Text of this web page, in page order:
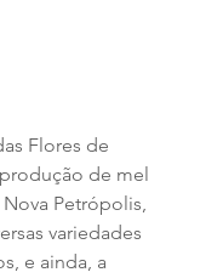
Flores de
de mel
Petrópolis,
variedades
e ainda, a